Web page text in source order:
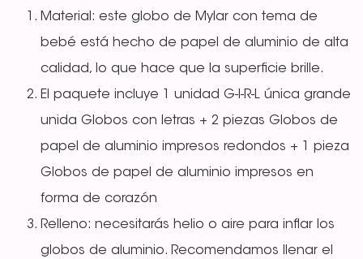
Material: este globo de Mylar con tema de
bebé está hecho de papel de aluminio de alta
calidad, lo que hace que la superficie brille.
El paquete incluye 1 unidad G-I-R-L única grande
unida Globos con letras + 2 piezas Globos de
papel de aluminio impresos redondos + 1 pieza
Globos de papel de aluminio impresos en
forma de corazón
Relleno: necesitarás helio o aire para inflar los
globos de aluminio. Recomendamos llenar el